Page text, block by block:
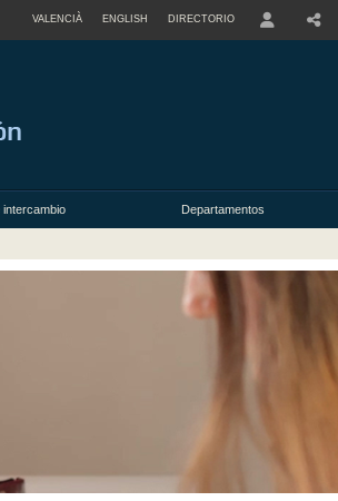
VALENCIÀ ENGLISH DIRECTORIO
intercambio Departamentos